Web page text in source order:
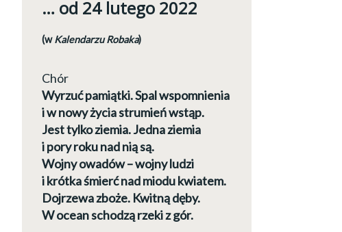
… od 24 lutego 2022
(wKalendarzu Robaka)
Chór
Wyrzuć pamiątki. Spal wspomnienia
i w nowy życia strumień wstąp.
Jest tylko ziemia. Jedna ziemia
i pory roku nad nią są.
Wojny owadów – wojny ludzi
i krótka śmierć nad miodu kwiatem.
Dojrzewa zboże. Kwitną dęby.
W ocean schodzą rzeki z gór.